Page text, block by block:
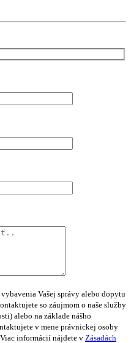
Vašej správy alebo dopytu
so záujmom o naše služby
alebo na základe nášho
v mene právnickej osoby
informácií nájdete v Zásadách